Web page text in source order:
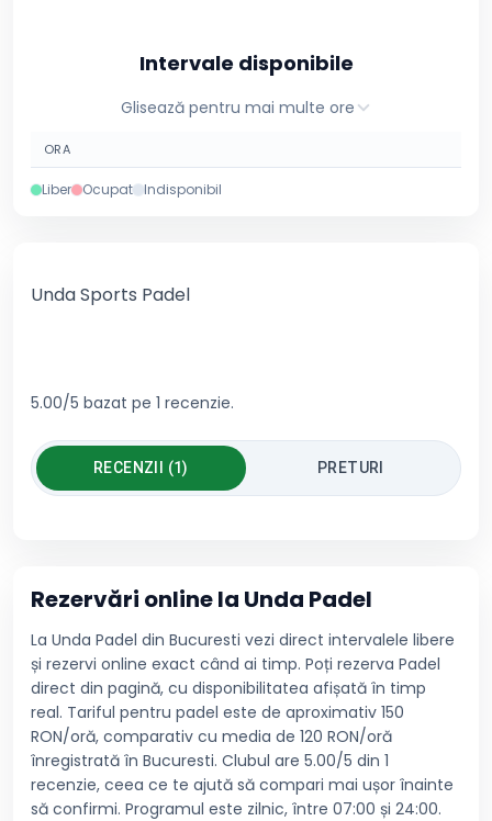
Intervale disponibile
Glisează pentru mai multe ore
ORA
Liber Ocupat Indisponibil
Unda Sports Padel
5.00/5 bazat pe 1 recenzie.
RECENZII (1) PRETURI
Rezervări online la Unda Padel
La Unda Padel din Bucuresti vezi direct intervalele libere
și rezervi online exact când ai timp. Poți rezerva Padel
direct din pagină, cu disponibilitatea afișată în timp
real. Tariful pentru padel este de aproximativ 150
RON/oră, comparativ cu media de 120 RON/oră
înregistrată în Bucuresti. Clubul are 5.00/5 din 1
recenzie, ceea ce te ajută să compari mai ușor înainte
să confirmi. Programul este zilnic, între 07:00 și 24:00.